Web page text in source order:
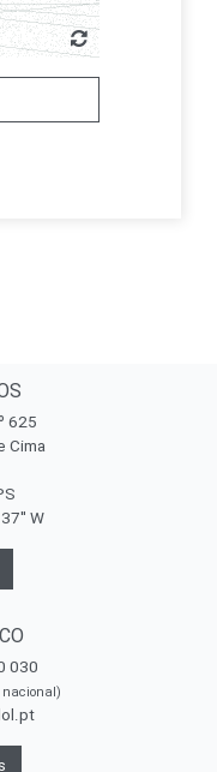
625
Cima
W
030
nacional)